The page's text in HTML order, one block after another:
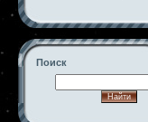
Поиск